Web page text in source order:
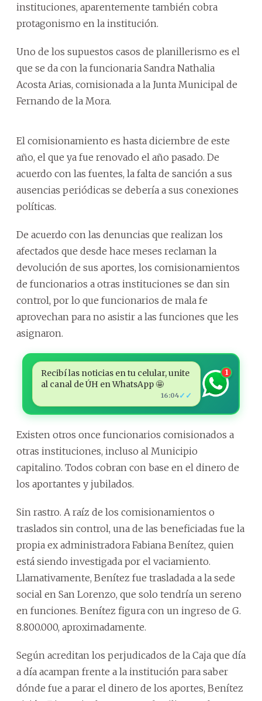
instituciones, aparentemente también cobra
protagonismo en la institución.
Uno de los supuestos casos de planillerismo es el
que se da con la funcionaria Sandra Nathalia
Acosta Arias, comisionada a la Junta Municipal de
Fernando de la Mora.
El comisionamiento es hasta diciembre de este
año, el que ya fue renovado el año pasado. De
acuerdo con las fuentes, la falta de sanción a sus
ausencias periódicas se debería a sus conexiones
políticas.
De acuerdo con las denuncias que realizan los
afectados que desde hace meses reclaman la
devolución de sus aportes, los comisionamientos
de funcionarios a otras instituciones se dan sin
control, por lo que funcionarios de mala fe
aprovechan para no asistir a las funciones que les
asignaron.
Recibí las noticias en tu celular, unite
al canal de ÚH en WhatsApp 🤩
16:04✓✓
1
Existen otros once funcionarios comisionados a
otras instituciones, incluso al Municipio
capitalino. Todos cobran con base en el dinero de
los aportantes y jubilados.
Sin rastro. A raíz de los comisionamientos o
traslados sin control, una de las beneficiadas fue la
propia ex administradora Fabiana Benítez, quien
está siendo investigada por el vaciamiento.
Llamativamente, Benítez fue trasladada a la sede
social en San Lorenzo, que solo tendría un sereno
en funciones. Benítez figura con un ingreso de G.
8.800.000, aproximadamente.
Según acreditan los perjudicados de la Caja que día
a día acampan frente a la institución para saber
dónde fue a parar el dinero de los aportes, Benítez